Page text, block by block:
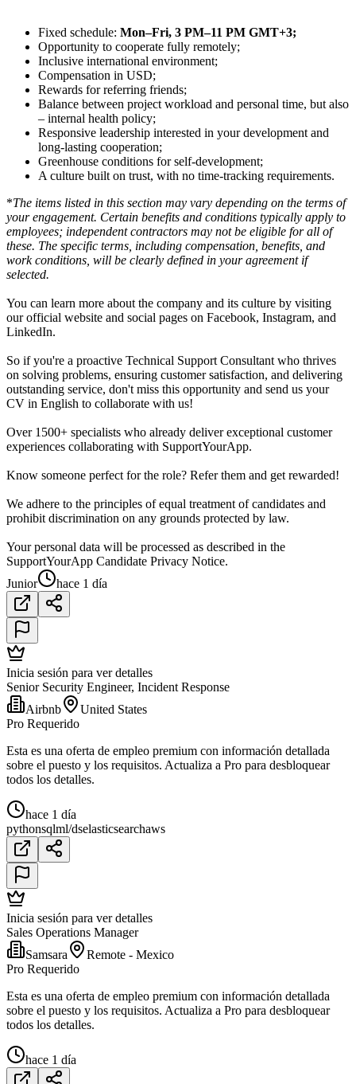
Fixed schedule: Mon–Fri, 3 PM–11 PM GMT+3;
Opportunity to cooperate fully remotely;
Inclusive international environment;
Compensation in USD;
Rewards for referring friends;
Balance between project workload and personal time, but also
– internal health policy;
Responsive leadership interested in your development and
long-lasting cooperation;
Greenhouse conditions for self-development;
A culture built on trust, with no time-tracking requirements.
*The items listed in this section may vary depending on the terms of
your engagement. Certain benefits and conditions typically apply to
employees; independent contractors may not be eligible for all of
these. The specific terms, including compensation, benefits, and
work conditions, will be clearly defined in your agreement if
selected.
You can learn more about the company and its culture by visiting
our official website and social pages on Facebook, Instagram, and
LinkedIn.
So if you're a proactive Technical Support Consultant who thrives
on solving problems, ensuring customer satisfaction, and delivering
outstanding service, don't miss this opportunity and send us your
CV in English to collaborate with us!
Over 1500+ specialists who already deliver exceptional customer
experiences collaborating with SupportYourApp.
Know someone perfect for the role? Refer them and get rewarded!
We adhere to the principles of equal treatment of candidates and
prohibit discrimination on any grounds protected by law.
Your personal data will be processed as described in the
SupportYourApp Candidate Privacy Notice.
Junior
hace 1 día
Inicia sesión para ver detalles
Senior Security Engineer, Incident Response
Airbnb
United States
Pro Requerido
Esta es una oferta de empleo premium con información detallada
sobre el puesto y los requisitos. Actualiza a Pro para desbloquear
todos los detalles.
hace 1 día
pythonsqlml/dselasticsearchaws
Inicia sesión para ver detalles
Sales Operations Manager
Samsara
Remote - Mexico
Pro Requerido
Esta es una oferta de empleo premium con información detallada
sobre el puesto y los requisitos. Actualiza a Pro para desbloquear
todos los detalles.
hace 1 día